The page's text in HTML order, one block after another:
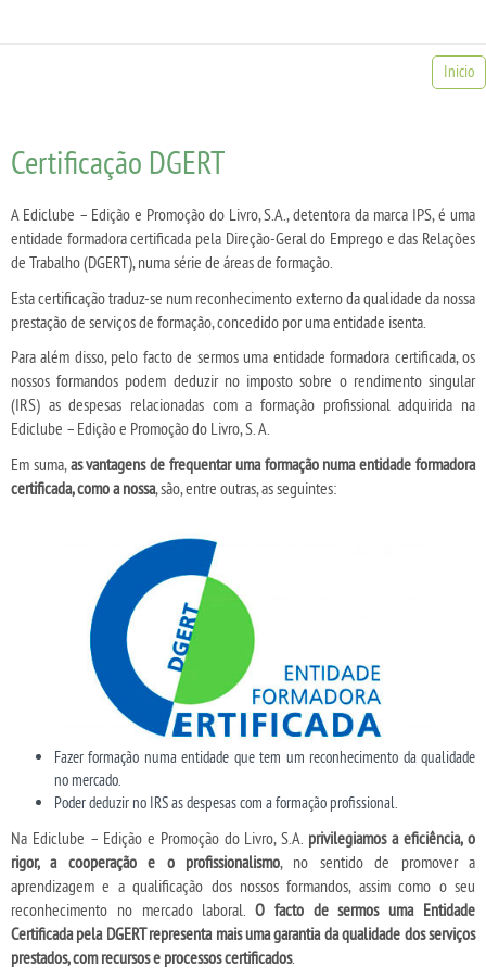
Inicio
Certificação DGERT
A Ediclube – Edição e Promoção do Livro, S.A., detentora da marca IPS, é uma
entidade formadora certificada pela Direção-Geral do Emprego e das Relações
de Trabalho (DGERT), numa série de áreas de formação.
Esta certificação traduz-se num reconhecimento externo da qualidade da nossa
prestação de serviços de formação, concedido por uma entidade isenta.
Para além disso, pelo facto de sermos uma entidade formadora certificada, os
nossos formandos podem deduzir no imposto sobre o rendimento singular
(IRS) as despesas relacionadas com a formação profissional adquirida na
Ediclube – Edição e Promoção do Livro, S. A.
Em suma,as vantagens de frequentar uma formação numa entidade formadora
certificada, como a nossa, são, entre outras, as seguintes:
Fazer formação numa entidade que tem um reconhecimento da qualidade
no mercado.
Poder deduzir no IRS as despesas com a formação profissional.
Na Ediclube – Edição e Promoção do Livro, S.A. privilegiamos a eficiência, o
rigor, a cooperação e o profissionalismo, no sentido de promover a
aprendizagem e a qualificação dos nossos formandos, assim como o seu
reconhecimento no mercado laboral.O facto de sermos uma Entidade
Certificada pela DGERT representa mais uma garantia da qualidade dos serviços
prestados, com recursos e processos certificados.